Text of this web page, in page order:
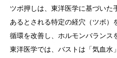
ツボ押しは、東洋医学に基づいた
あるとされる特定の経穴（ツボ）
循環を改善し、ホルモンバランス
東洋医学では、バストは「気血水